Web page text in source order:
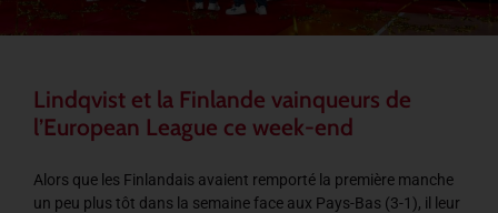
Lindqvist et la Finlande vainqueurs de
l’European League ce week-end
Alors que les Finlandais avaient remporté la première manche
un peu plus tôt dans la semaine face aux Pays-Bas (3-1), il leur